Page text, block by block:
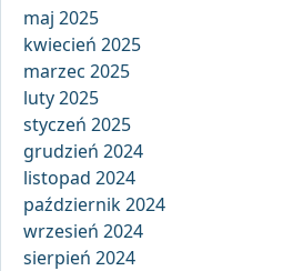
maj 2025
kwiecień 2025
marzec 2025
luty 2025
styczeń 2025
grudzień 2024
listopad 2024
październik 2024
wrzesień 2024
sierpień 2024